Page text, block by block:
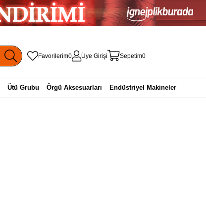
Favorilerim0 Üye Girişi Sepetim0
Ütü Grubu Örgü Aksesuarları Endüstriyel Makineler